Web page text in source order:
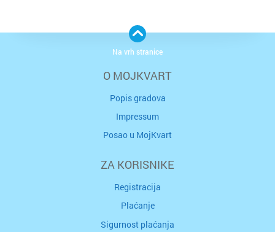
O MOJKVART
Popis gradova
Impressum
Posao u MojKvart
ZA KORISNIKE
Registracija
Plaćanje
Sigurnost plaćanja
Na vrh stranice